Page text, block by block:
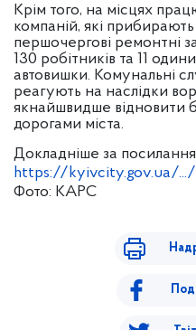
Крім того, на місцях
компаній, які
першочергові ремонтні
130 робітників та 11
автовишки. Комунальні
реагують на наслідки
якнайшвидше відновити
дорогами міста.
Докладніше за
https://kyivcity.gov.ua/.../
Фото: КАРС